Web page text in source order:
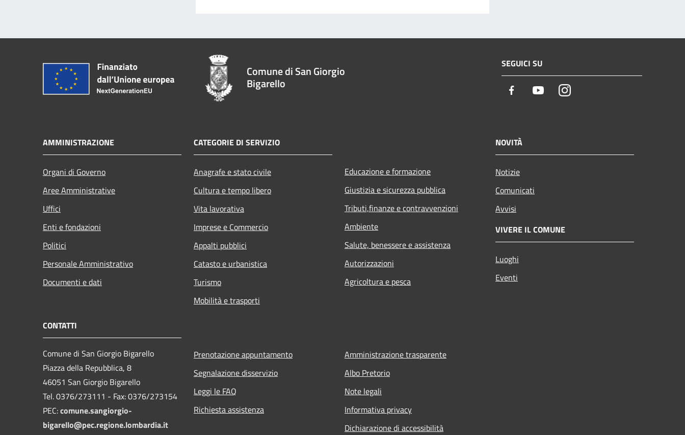
Comune di San Giorgio
Bigarello
SEGUICI SU
Facebook YoutubeInstagram
AMMINISTRAZIONE
Organi di Governo
Aree Amministrative
Uffici
Enti e fondazioni
Politici
Personale Amministrativo
Documenti e dati
CATEGORIE DI SERVIZIO
Anagrafe e stato civile
Cultura e tempo libero
Vita lavorativa
Imprese e Commercio
Appalti pubblici
Catasto e urbanistica
Turismo
Mobilità e trasporti
Educazione e formazione
Giustizia e sicurezza pubblica
Tributi,finanze e contravvenzioni
Ambiente
Salute, benessere e assistenza
Autorizzazioni
Agricoltura e pesca
NOVITÀ
Notizie
Comunicati
Avvisi
VIVERE IL COMUNE
Luoghi
Eventi
CONTATTI
Comune di San Giorgio Bigarello
Piazza della Repubblica, 8
46051 San Giorgio Bigarello
Tel. 0376/273111 - Fax: 0376/273154
PEC:comune.sangiorgio-
bigarello@pec.regione.lombardia.it
Prenotazione appuntamento
Segnalazione disservizio
Leggi le FAQ
Richiesta assistenza
Amministrazione trasparente
Albo Pretorio
Note legali
Informativa privacy
Dichiarazione di accessibilità